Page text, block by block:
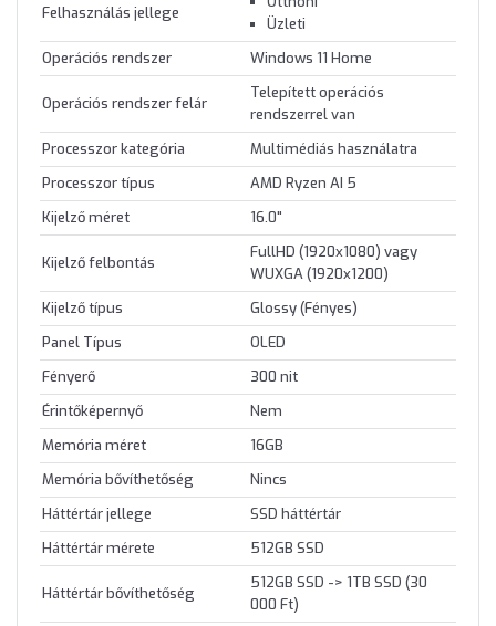
Felhasználás jellege
Üzleti
Operációs rendszer
Windows 11 Home
Operációs rendszer felár
Telepített operációs
rendszerrel van
Processzor kategória
Multimédiás használatra
Processzor típus
AMD Ryzen AI 5
Kijelző méret
16.0"
Kijelző felbontás
FullHD (1920x1080) vagy
WUXGA (1920x1200)
Kijelző típus
Glossy (Fényes)
Panel Típus
OLED
Fényerő
300 nit
Érintőképernyő
Nem
Memória méret
16GB
Memória bővíthetőség
Nincs
Háttértár jellege
SSD háttértár
Háttértár mérete
512GB SSD
Háttértár bővíthetőség
512GB SSD -> 1TB SSD (30
000 Ft)